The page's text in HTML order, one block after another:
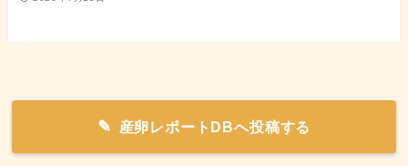
産卵レポートDBへ投稿する